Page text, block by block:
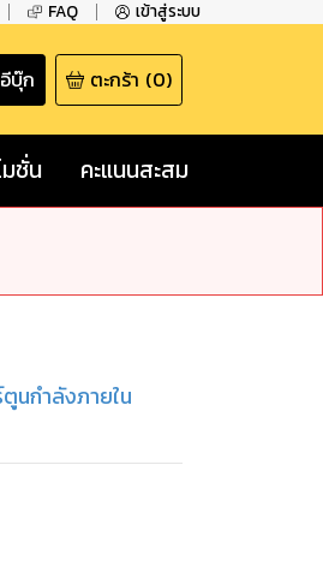
FAQ เข้าสู่ระบบ
บุ๊ก ตะกร้า (0)
มชั่น คะแนนสะสม
นกำลังภายใน